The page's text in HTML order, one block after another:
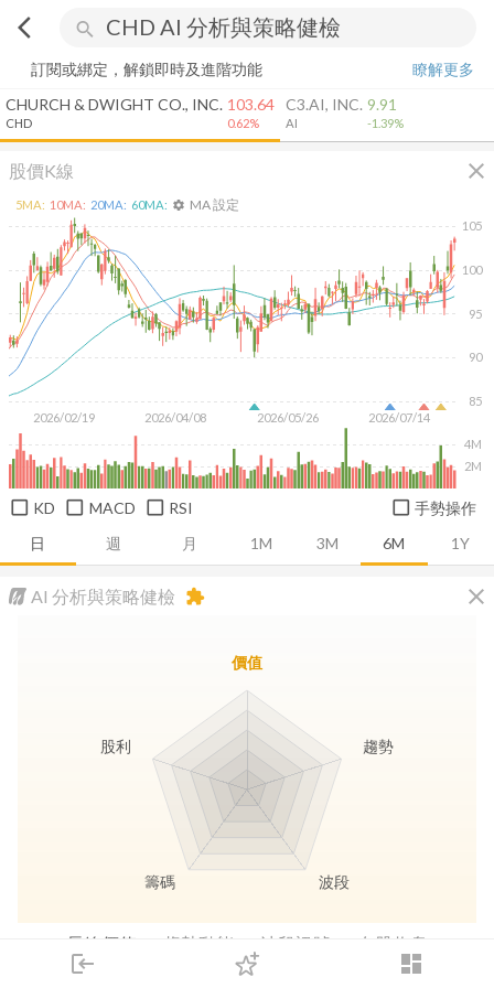
arrow_back_ios search
login dashboard
下單
訂閱或綁定，解鎖即時及進階功能
瞭解更多
CHURCH & DWIGHT CO., INC.
CHD
103.64
0.62%
C3.AI, INC.
AI
9.91
-1.39%
股價K線 close
日 週 月 1M 3M 6M 1Y
2026/02/19 2026/04/08 2026/05/26 2026/07/14
85
90
95
100
105
2M
4M
5MA: 10MA: 20MA: 60MA: settings MA 設定
KD MACD RSI 手勢操作
AI 分析與策略健檢 close
extension
長線價值 趨勢動能 波段訊號 存股收息
價值
趨勢
波段
籌碼
股利